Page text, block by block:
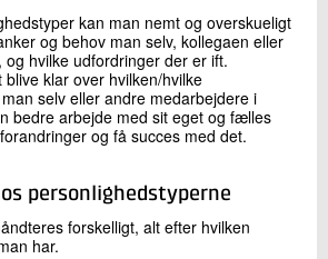
kan man nemt og overskueligt
og behov man selv, kollegaen eller
og hvilke udfordringer der er ift.
blive klar over hvilken/hvilke
selv eller andre medarbejdere i
bedre arbejde med sit eget og fælles
og få succes med det.
personlighedstyperne
forskelligt, alt efter hvilken
har.